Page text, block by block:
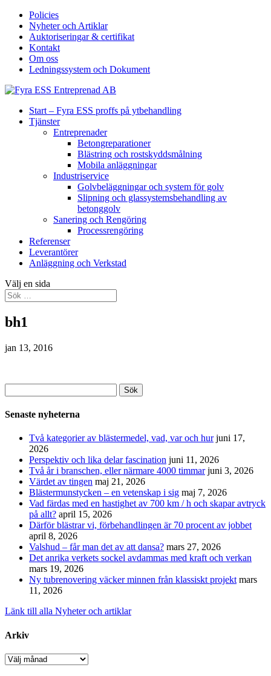
Policies
Nyheter och Artiklar
Auktoriseringar & certifikat
Kontakt
Om oss
Ledningssystem och Dokument
Start – Fyra ESS proffs på ytbehandling
Tjänster
Entreprenader
Betongreparationer
Blästring och rostskyddsmålning
Mobila anläggningar
Industriservice
Golvbeläggningar och system för golv
Slipning och glassystemsbehandling av
betonggolv
Sanering och Rengöring
Processrengöring
Referenser
Leverantörer
Anläggning och Verkstad
Välj en sida
bh1
jan 13, 2016
efter:
Senaste nyheterna
Två kategorier av blästermedel, vad, var och hur juni 17,
2026
Perspektiv och lika delar fascination juni 11, 2026
Två år i branschen, eller närmare 4000 timmar juni 3, 2026
Värdet av tingen maj 21, 2026
Blästermunstycken – en vetenskap i sig maj 7, 2026
Vad färdas med en hastighet av 700 km / h och skapar avtryck
på allt? april 15, 2026
Därför blästrar vi, förbehandlingen är 70 procent av jobbet
april 8, 2026
Valshud – får man det av att dansa? mars 27, 2026
Det anrika verkets sockel avdammas med kraft och verkan
mars 19, 2026
Ny tubrenovering väcker minnen från klassiskt projekt mars
11, 2026
Länk till alla Nyheter och artiklar
Arkiv
Arkiv